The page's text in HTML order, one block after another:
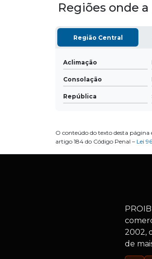
Regiões onde
Região Central
Aclimação
Consolação
República
O conteúdo do texto desta
artigo 184 do Código Penal – Lei
2002,
de